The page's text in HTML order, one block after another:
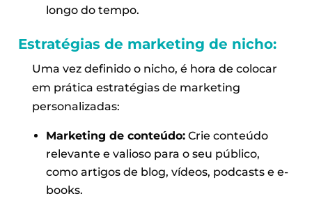
longo do tempo.
Estratégias de marketing de nicho:
Uma vez definido o nicho, é hora de colocar
em prática estratégias de marketing
personalizadas:
Marketing de conteúdo:Crie conteúdo
relevante e valioso para o seu público,
como artigos de blog, vídeos, podcasts e e-
books.